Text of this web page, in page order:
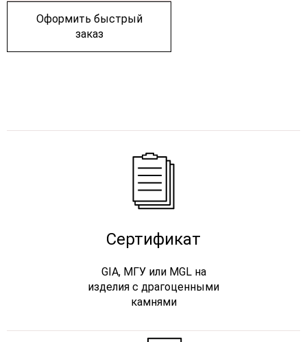
Оформить быстрый
заказ
Сертификат
GIA, МГУ или MGL на
изделия с драгоценными
камнями